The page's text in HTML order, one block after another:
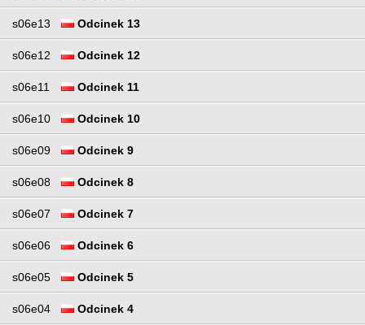
s06e13 Odcinek 13
s06e12 Odcinek 12
s06e11 Odcinek 11
s06e10 Odcinek 10
s06e09 Odcinek 9
s06e08 Odcinek 8
s06e07 Odcinek 7
s06e06 Odcinek 6
s06e05 Odcinek 5
s06e04 Odcinek 4